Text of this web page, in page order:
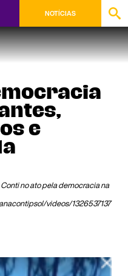
NOTÍCIAS
e
no ato pela democracia na
videos/1326537137